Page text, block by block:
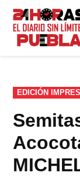
Saltar
contenido
PUBLICADO
EN
EDICIÓN